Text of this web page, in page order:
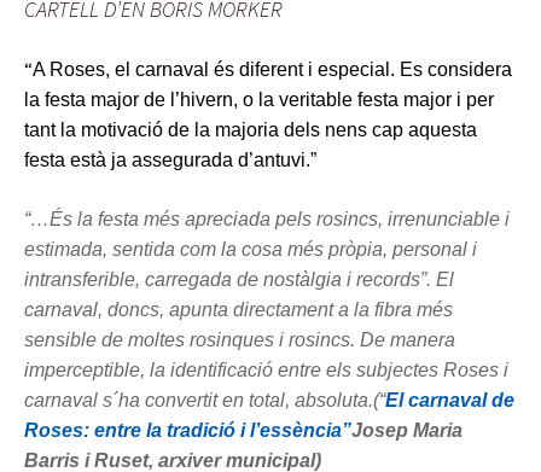
CARTELL D’EN BORIS MÖRKER
“A Roses, el carnaval és diferent i especial. Es considera
la festa major de l’hivern, o la veritable festa major i per
tant la motivació de la majoria dels nens cap aquesta
festa està ja assegurada d’antuvi.”
“…És la festa més apreciada pels rosincs, irrenunciable i
estimada, sentida com la cosa més pròpia, personal i
intransferible, carregada de nostàlgia i records”. El
carnaval, doncs, apunta directament a la fibra més
sensible de moltes rosinques i rosincs. De manera
imperceptible, la identificació entre els subjectes Roses i
carnaval s´ha convertit en total, absoluta.(“El carnaval de
Roses: entre la tradició i l’essència”Josep Maria
Barris i Ruset, arxiver municipal)